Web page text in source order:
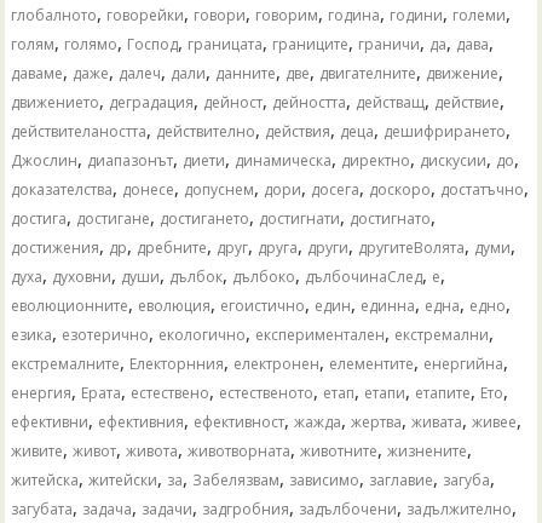
глобалното, говорейки, говори, говорим, година, години, големи,
голям, голямо, Господ, границата, границите, граничи, да, дава,
даваме, даже, далеч, дали, данните, две, двигателните, движение,
движението, деградация, дейност, дейността, действащ, действие,
действителаността, действително, действия, деца, дешифрирането,
Джослин, диапазонът, диети, динамическа, директно, дискусии, до,
доказателства, донесе, допуснем, дори, досега, доскоро, достатъчно,
достига, достигане, достигането, достигнати, достигнато,
достижения, др, дребните, друг, друга, други, другитеВолята, думи,
духа, духовни, души, дълбок, дълбоко, дълбочинаСлед, е,
еволюционните, еволюция, егоистично, един, единна, една, едно,
езика, езотерично, екологично, експериментален, екстремални,
екстремалните, Електорнния, електронен, елементите, енергийна,
енергия, Ерата, естествено, естественото, етап, етапи, етапите, Ето,
ефективни, ефективния, ефективност,жажда,жертва,живата,живее,
живите,живот,живота,животворната,животните,жизнените,
житейска,житейски, за, Забелязвам, зависимо, заглавие, загуба,
загубата, задача, задачи, задгробния, задълбочени, задължително,